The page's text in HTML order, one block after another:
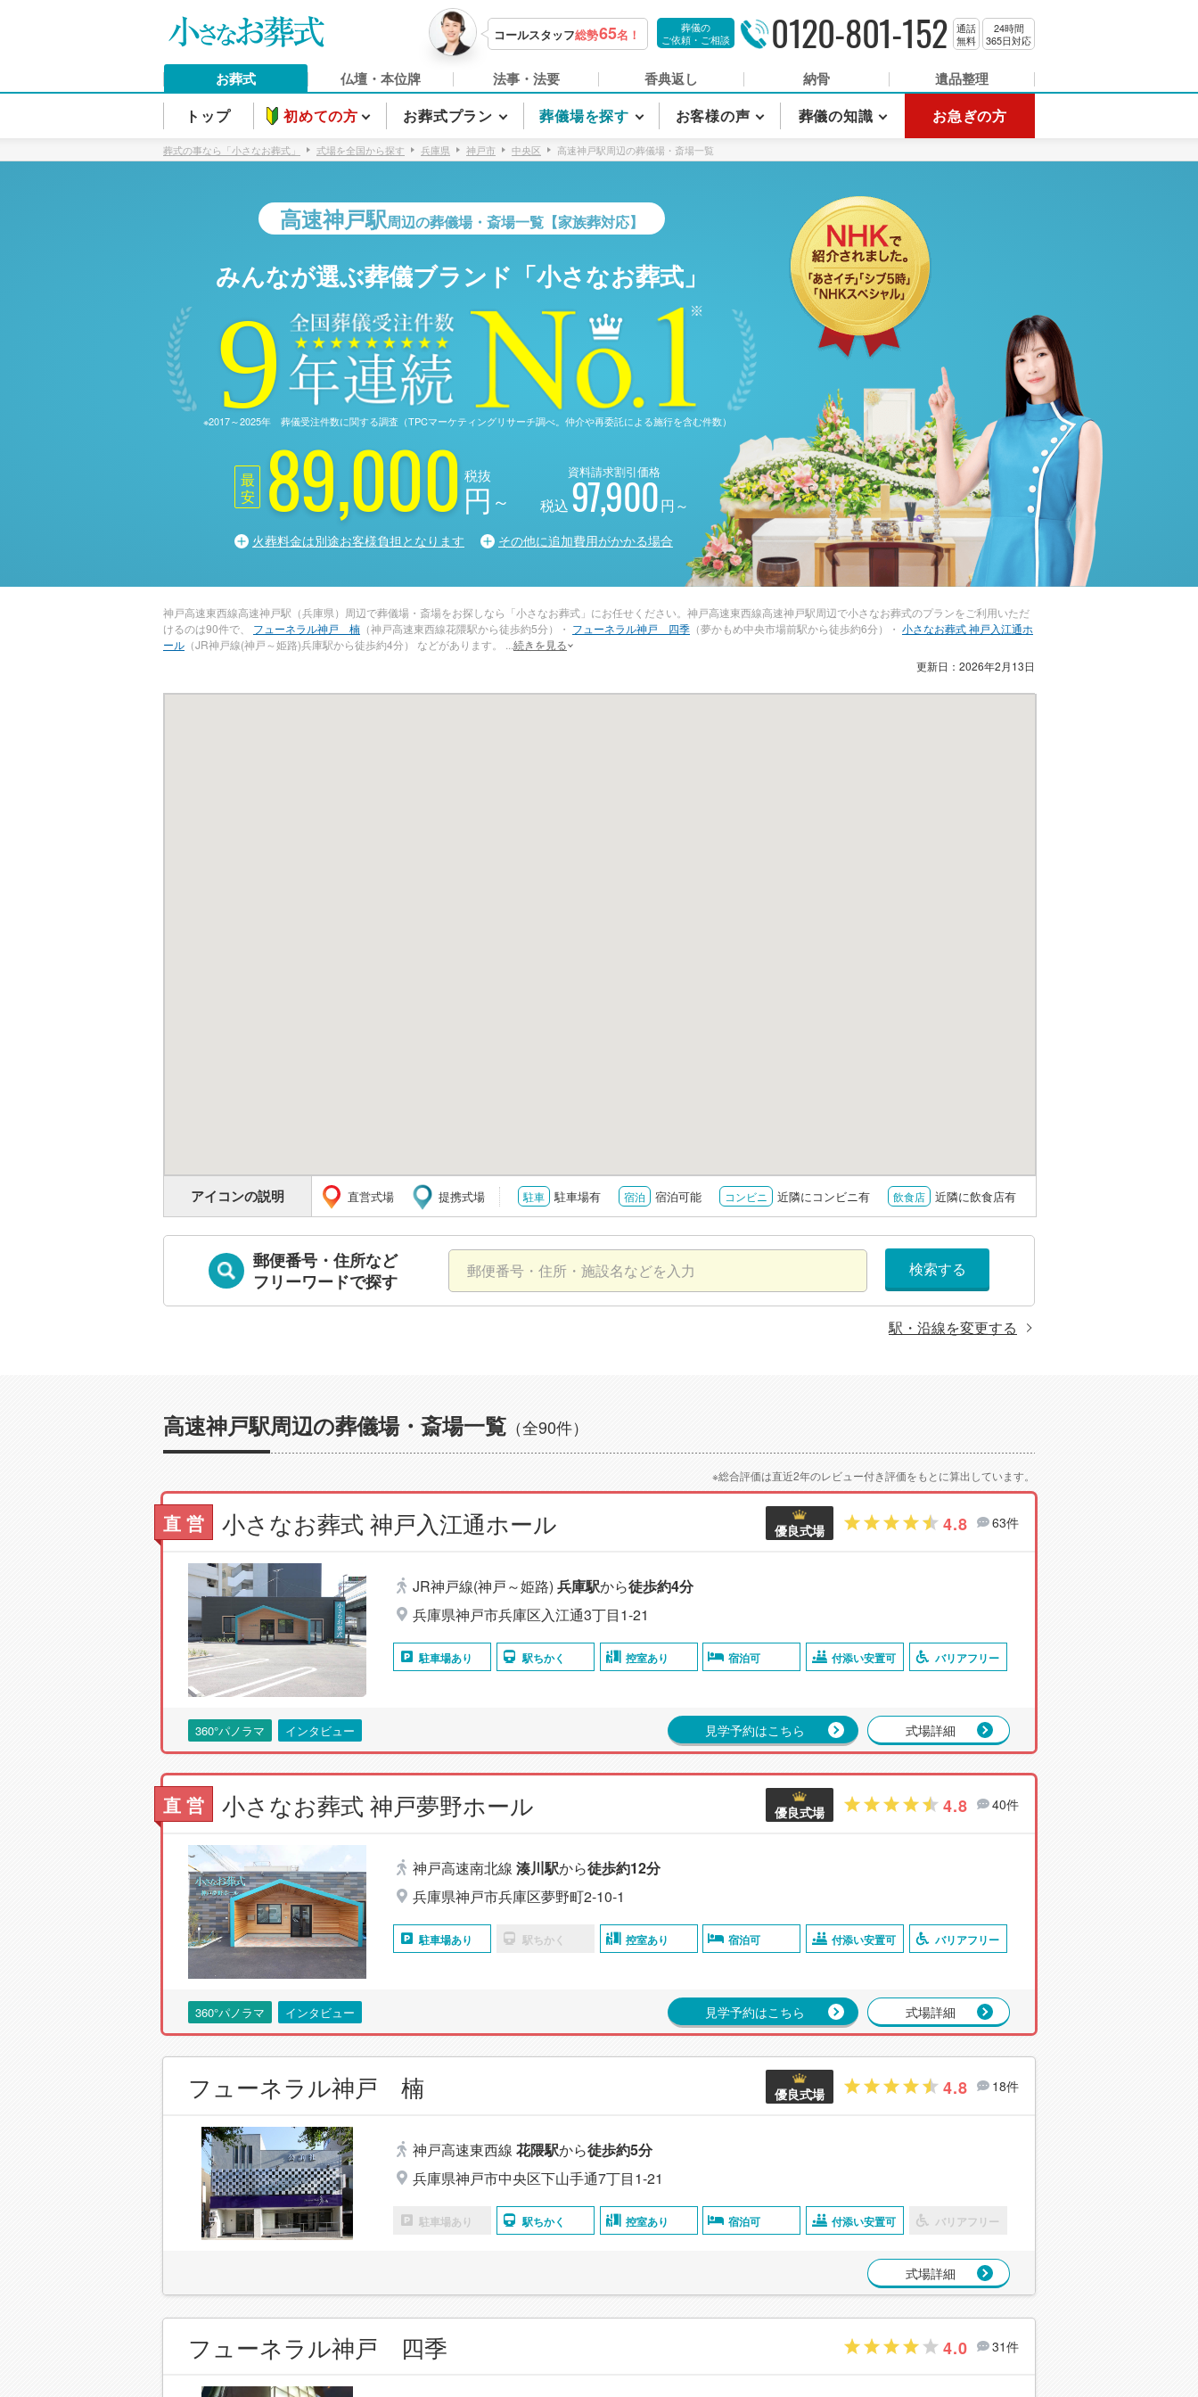
コールスタッフ総勢65名！
葬儀の
ご依頼・ご相談
0120-801-152
通話
無料
24時間
365日対応
お葬式 仏壇・本位牌 法事・法要 香典返し 納骨 遺品整理
トップ 初めての方 お葬式プラン 葬儀場を探す お客様の声 葬儀の知識 お急ぎの方
葬式の事なら「小さなお葬式」 式場を全国から探す 兵庫県 神戸市 中央区 高速神戸駅周辺の葬儀場・斎場一覧
高速神戸駅周辺の葬儀場・斎場一覧【家族葬対応】
みんなが選ぶ葬儀ブランド「小さなお葬式」
9
※2017～2025年 葬儀受注件数に関する調査（TPCマーケティングリサーチ調べ。仲介や再委託による施行を含む件数）
最
安
89,000円 ～
税抜 資料請求割引価格
税込97,900円～
火葬料金は別途お客様負担となります その他に追加費用がかかる場合
神戸高速東西線高速神戸駅（兵庫県）周辺で葬儀場・斎場をお探しなら「小さなお葬式」にお任せください。神戸高速東西線高速神戸駅周辺で小さなお葬式のプランをご利用いただ
けるのは90件で、 フューネラル神戸 楠 （神戸高速東西線花隈駅から徒歩約5分）・ フューネラル神戸 四季 （夢かもめ中央市場前駅から徒歩約6分）・ 小さなお葬式 神戸入江通ホ
ール （JR神戸線(神戸～姫路)兵庫駅から徒歩約4分） などがあります。
続きを見る
更新日：2026年2月13日
アイコンの説明 直営式場 提携式場 駐車 駐車場有 宿泊 宿泊可能 コンビニ 近隣にコンビニ有 飲食店 近隣に飲食店有
郵便番号・住所など
フリーワードで探す
検索する
駅・沿線を変更する
高速神戸駅周辺の葬儀場・斎場一覧 （全90件）
※総合評価は直近2年のレビュー付き評価をもとに算出しています。
直 営 小さなお葬式 神戸入江通ホール 優良式場 4.8 63件
JR神戸線(神戸～姫路) 兵庫駅から徒歩約4分
兵庫県神戸市兵庫区入江通3丁目1-21
駐車場あり 駅ちかく 控室あり 宿泊可 付添い安置可 バリアフリー
360°パノラマ インタビュー 見学予約はこちら 式場詳細
直 営 小さなお葬式 神戸夢野ホール 優良式場 4.8 40件
神戸高速南北線 湊川駅から徒歩約12分
兵庫県神戸市兵庫区夢野町2-10-1
駐車場あり 駅ちかく 控室あり 宿泊可 付添い安置可 バリアフリー
360°パノラマ インタビュー 見学予約はこちら 式場詳細
フューネラル神戸 楠 優良式場 4.8 18件
神戸高速東西線 花隈駅から徒歩約5分
兵庫県神戸市中央区下山手通7丁目1-21
駐車場あり 駅ちかく 控室あり 宿泊可 付添い安置可 バリアフリー
式場詳細
フューネラル神戸 四季 4.0 31件